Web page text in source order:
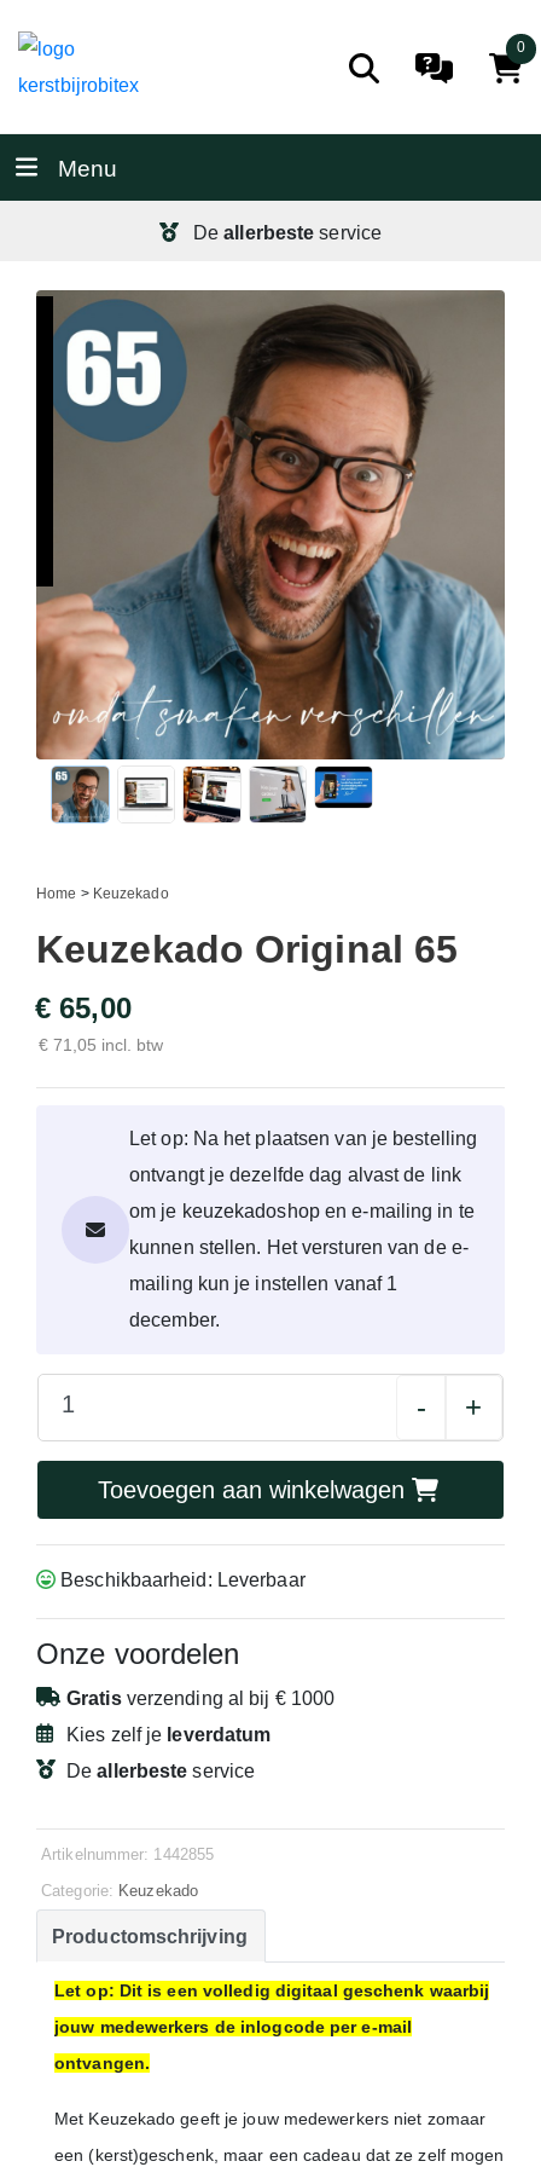
0
Menu
Deallerbeste service
Home > Keuzekado
Keuzekado Original 65
€ 65,00
€ 71,05 incl. btw
Let op: Na het plaatsen van je bestelling
ontvangt je dezelfde dag alvast de link
om je keuzekadoshop en e-mailing in te
kunnen stellen. Het versturen van de e-
mailing kun je instellen vanaf 1
december.
- +
Toevoegen aan winkelwagen
Beschikbaarheid: Leverbaar
Onze voordelen
Gratisverzending al bij € 1000
Kies zelf je leverdatum
Deallerbeste service
Artikelnummer: 1442855
Categorie: Keuzekado
Productomschrijving
Let op: Dit is een volledig digitaal geschenk waarbij
jouw medewerkers de inlogcode per e-mail
ontvangen.
Met Keuzekado geeft je jouw medewerkers niet zomaar
een (kerst)geschenk, maar een cadeau dat ze zelf mogen